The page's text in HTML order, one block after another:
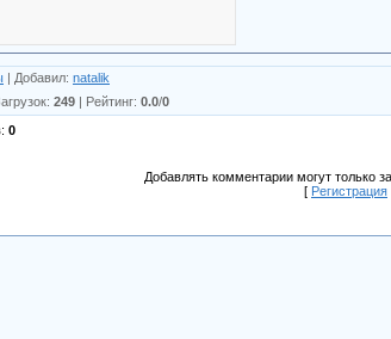
| Добавил: natalik
: 249 | Рейтинг: 0.0/0
: 0
Добавлять комментарии могут только
[ Регистрация